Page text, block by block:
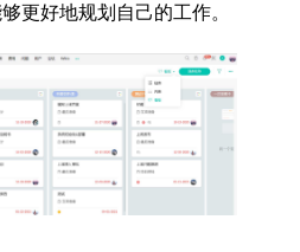
更好地规划自己的工作。